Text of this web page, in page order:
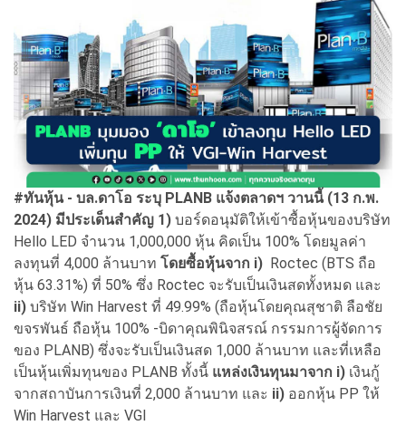
#ทันหุ้น - บล.ดาโอ ระบุ PLANB แจ้งตลาดฯ วานนี้ (13 ก.พ.
2024) มีประเด็นสำคัญ 1) บอร์ดอนุมัติให้เข้าซื้อหุ้นของบริษัท
Hello LED จำนวน 1,000,000 หุ้น คิดเป็น 100% โดยมูลค่า
ลงทุนที่ 4,000 ล้านบาท โดยซื้อหุ้นจาก i) Roctec (BTS ถือ
หุ้น 63.31%) ที่ 50% ซึ่ง Roctec จะรับเป็นเงินสดทั้งหมด และ
ii) บริษัท Win Harvest ที่ 49.99% (ถือหุ้นโดยคุณสุชาติ ลือชัย
ขจรพันธ์ ถือหุ้น 100% -บิดาคุณพินิจสรณ์ กรรมการผู้จัดการ
ของ PLANB) ซึ่งจะรับเป็นเงินสด 1,000 ล้านบาท และที่เหลือ
เป็นหุ้นเพิ่มทุนของ PLANB ทั้งนี้ แหล่งเงินทุนมาจาก i) เงินกู้
จากสถาบันการเงินที่ 2,000 ล้านบาท และ ii) ออกหุ้น PP ให้
Win Harvest และ VGI